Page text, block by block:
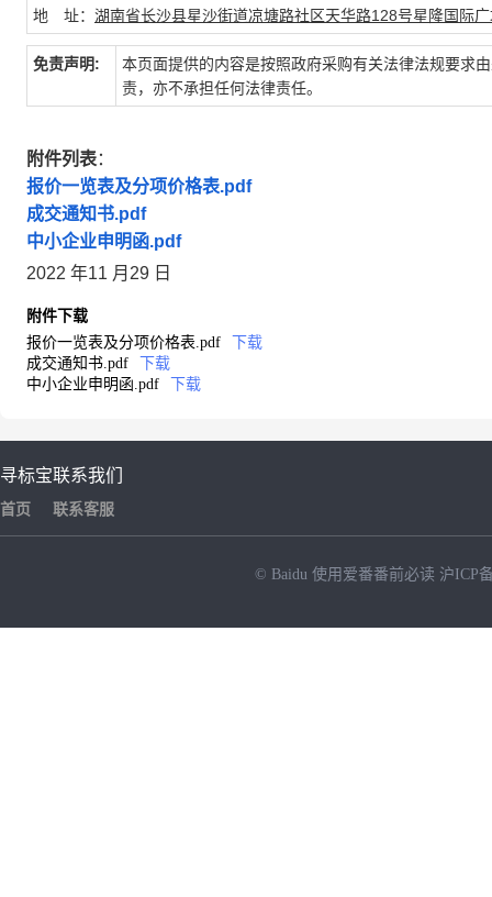
地 址： 湖南省长沙县星沙街道凉塘路社区天华路128号星隆国际
免责声明:
本页面提供的内容是按照政府采购有关法律法规要求
责，亦不承担任何法律责任。
附件列表：
报价一览表及分项价格表.pdf
成交通知书.pdf
中小企业申明函.pdf
2022 年11 月29 日
附件下载
报价一览表及分项价格表.pdf
下载
成交通知书.pdf
下载
中小企业申明函.pdf
下载
寻标宝
首页
联系我们
联系客服
© Baidu 使用爱番番前必读 沪ICP